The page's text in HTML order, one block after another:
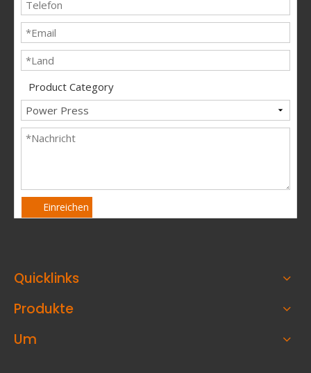
Product Category
Einreichen
Quicklinks
Produkte
Um